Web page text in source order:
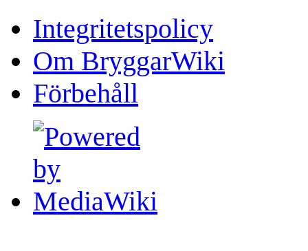
Integritetspolicy
Om BryggarWiki
Förbehåll